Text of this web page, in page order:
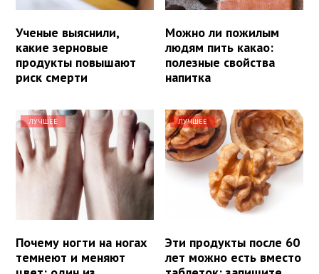
Ученые выяснили,
какие зерновые
продукты повышают
риск смерти
Можно ли пожилым
людям пить какао:
полезные свойства
напитка
ЛУЧШЕЕ
Почему ногти на ногах
темнеют и меняют
ЛУЧШЕЕ
Эти продукты после 60
лет можно есть вместо